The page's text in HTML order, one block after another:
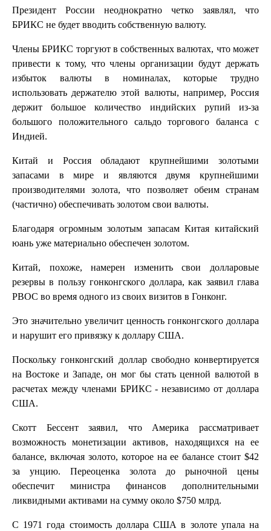
Президент России неоднократно четко заявлял, что
БРИКС не будет вводить собственную валюту.
Члены БРИКС торгуют в собственных валютах, что может
привести к тому, что члены организации будут держать
избыток валюты в номиналах, которые трудно
использовать держателю этой валюты, например, Россия
держит большое количество индийских рупий из-за
большого положительного сальдо торгового баланса с
Индией.
Китай и Россия обладают крупнейшими золотыми
запасами в мире и являются двумя крупнейшими
производителями золота, что позволяет обеим странам
(частично) обеспечивать золотом свои валюты.
Благодаря огромным золотым запасам Китая китайский
юань уже материально обеспечен золотом.
Китай, похоже, намерен изменить свои долларовые
резервы в пользу гонконгского доллара, как заявил глава
PBOC во время одного из своих визитов в Гонконг.
Это значительно увеличит ценность гонконгского доллара
и нарушит его привязку к доллару США.
Поскольку гонконгский доллар свободно конвертируется
на Востоке и Западе, он мог бы стать ценной валютой в
расчетах между членами БРИКС - независимо от доллара
США.
Скотт Бессент заявил, что Америка рассматривает
возможность монетизации активов, находящихся на ее
балансе, включая золото, которое на ее балансе стоит $42
за унцию. Переоценка золота до рыночной цены
обеспечит министра финансов дополнительными
ликвидными активами на сумму около $750 млрд.
С 1971 года стоимость доллара США в золоте упала на